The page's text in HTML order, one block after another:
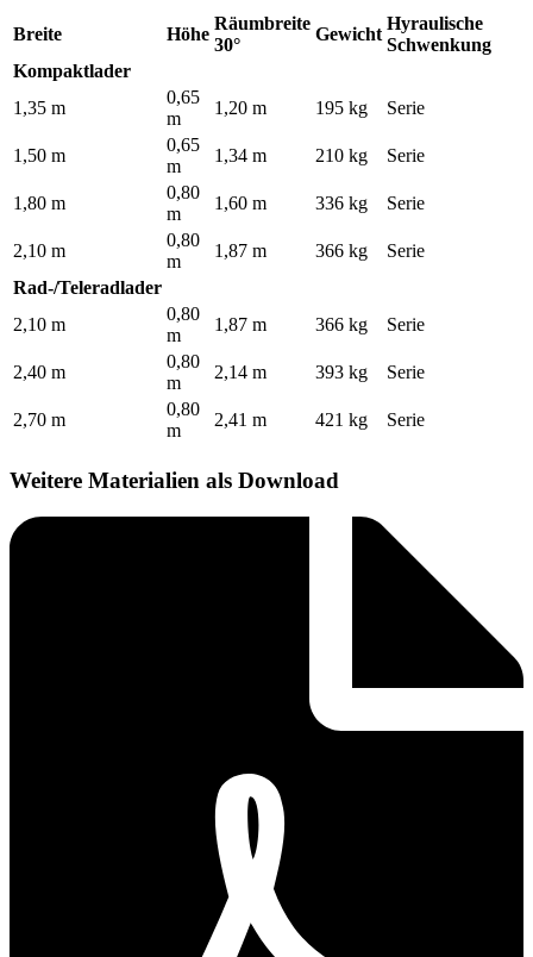
Breite Höhe
Räumbreite
30°
Gewicht
Hyraulische
Schwenkung
Kompaktlader
1,35 m
0,65
m
1,20 m 195 kg Serie
1,50 m
0,65
m
1,34 m 210 kg Serie
1,80 m
0,80
m
1,60 m 336 kg Serie
2,10 m
0,80
m
1,87 m 366 kg
Serie
Rad-/Teleradlader
2,10 m
0,80
m
1,87 m 366 kg Serie
2,40 m
0,80
m
2,14 m 393 kg Serie
2,70 m
0,80
m
2,41 m 421 kg Serie
Weitere Materialien als Download